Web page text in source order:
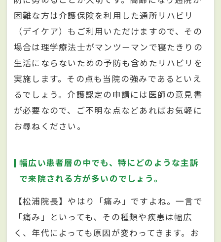
困難な方は介護保険を利用した通所リハビリ
（デイケア）もご利用いただけますので、その
場合は理学療法士がマンツーマンで寝たきりの
生活にならないための予防も含めたリハビリを
実施します。その点も当院の強みであるといえ
るでしょう。介護認定の申請には医師の意見書
が必要なので、ご不明な点などあればお気軽に
お尋ねください。
幅広い患者層の中でも、特にどのような主訴
で来院される方が多いのでしょう。
【松浦院長】やはり「痛み」ですよね。一言で
「痛み」といっても、その種類や疾患は幅広
く、年代によっても原因が変わってきます。お